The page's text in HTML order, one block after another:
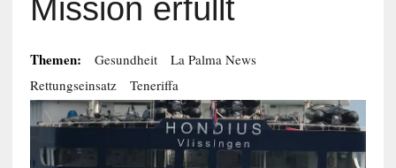
Mission erfüllt
Themen: Gesundheit
La Palma News
Rettungseinsatz
Teneriffa